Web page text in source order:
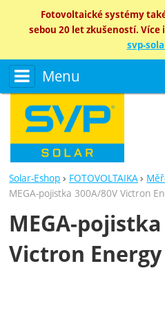
Fotovoltaické systémy
sebou 20 let zkušeností.
svp-
Menu
Solar-Eshop FOTOVOLTAIKA
MEGA-pojistka 300A/80V Victron
MEGA-
Victron Energy